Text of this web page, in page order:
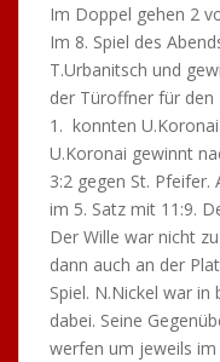
Im Doppel gehen 2
Im 8. Spiel des
T.Urbanitsch und
der Türoffner für den
1. konnten
U.Koronai gewinnt
3:2 gegen St. Pfeifer.
im 5. Satz mit 11:9.
Der Wille war nicht
dann auch an der
Spiel. N.Nickel war
dabei. Seine
werfen um jeweils im